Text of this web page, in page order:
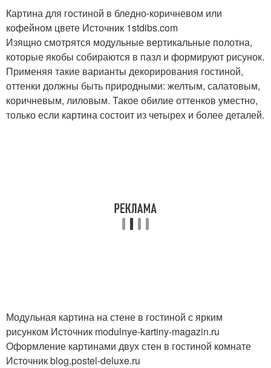
Картина для гостиной в бледно-коричневом или
кофейном цвете Источник 1stdibs.com
Изящно смотрятся модульные вертикальные полотна,
которые якобы собираются в пазл и формируют рисунок.
Применяя такие варианты декорирования гостиной,
оттенки должны быть природными: желтым, салатовым,
коричневым, лиловым. Такое обилие оттенков уместно,
только если картина состоит из четырех и более деталей.
Модульная картина на стене в гостиной с ярким
рисунком Источник modulnye-kartiny-magazin.ru
Оформление картинами двух стен в гостиной комнате
Источник blog.postel-deluxe.ru